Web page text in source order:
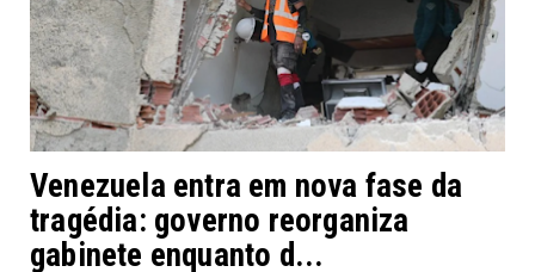
Venezuela entra em nova fase da
tragédia: governo reorganiza
gabinete enquanto d...